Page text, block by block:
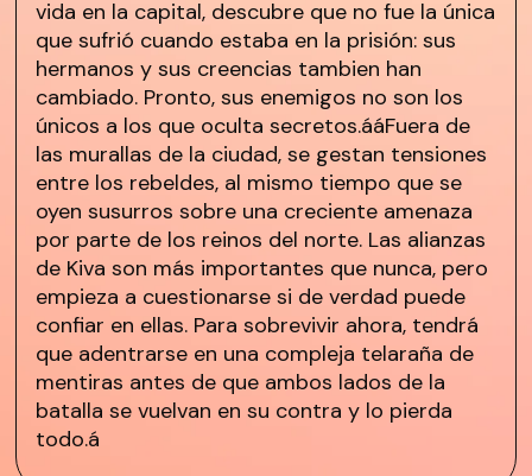
vida en la capital, descubre que no fue la única
que sufrió cuando estaba en la prisión: sus
hermanos y sus creencias tambien han
cambiado. Pronto, sus enemigos no son los
únicos a los que oculta secretos.ááFuera de
las murallas de la ciudad, se gestan tensiones
entre los rebeldes, al mismo tiempo que se
oyen susurros sobre una creciente amenaza
por parte de los reinos del norte. Las alianzas
de Kiva son más importantes que nunca, pero
empieza a cuestionarse si de verdad puede
confiar en ellas. Para sobrevivir ahora, tendrá
que adentrarse en una compleja telaraña de
mentiras antes de que ambos lados de la
batalla se vuelvan en su contra y lo pierda
todo.á